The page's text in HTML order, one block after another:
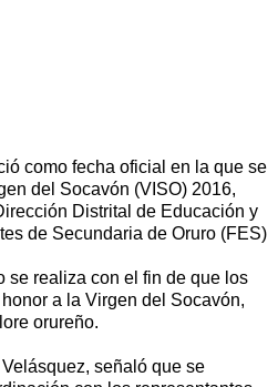
como fecha oficial en la que se
del Socavón (VISO) 2016,
Distrital de Educación y
de Secundaria de Oruro (FES)
se realiza con el fin de que los
a la Virgen del Socavón,
orureño.
señaló que se